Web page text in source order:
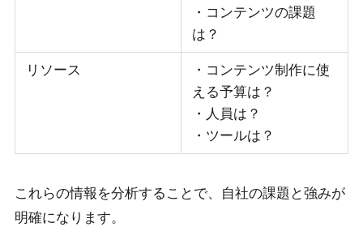
・コンテンツの課題
は？
リソース
・コンテンツ制作に使
える予算は？
・人員は？
・ツールは？
これらの情報を分析することで、自社の課題と強みが
明確になります。